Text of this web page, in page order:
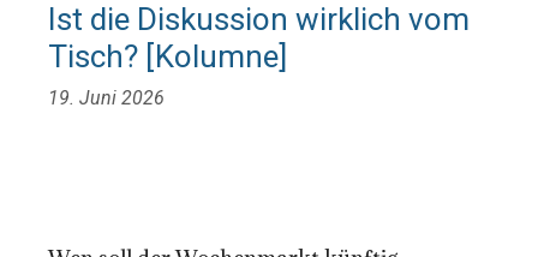
Ist die Diskussion wirklich vom
Tisch? [Kolumne]
19. Juni 2026